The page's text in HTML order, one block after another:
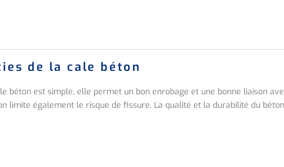
de la cale béton
béton est simple, elle permet un bon enrobage et une bonne liaison
limite également le risque de fissure. La qualité et la durabilité du